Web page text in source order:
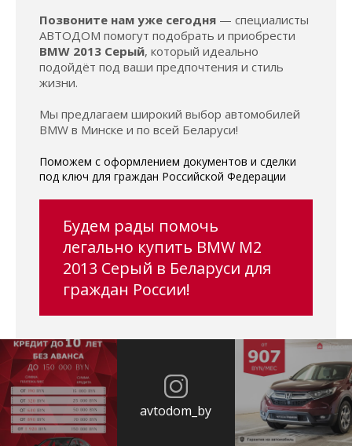
Позвоните нам уже сегодня — специалисты
АВТОДОМ помогут подобрать и приобрести
BMW 2013 Серый, который идеально
подойдёт под ваши предпочтения и стиль
жизни.
Мы предлагаем широкий выбор автомобилей
BMW в Минске и по всей Беларуси!
Поможем с оформлением документов и сделки
под ключ для граждан Российской Федерации
Будем рады помочь
легально купить BMW M2
2013 Серый в Беларуси для
граждан России!
avtodom_by